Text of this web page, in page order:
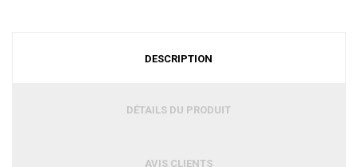
DESCRIPTION
DÉTAILS DU PRODUIT
AVIS CLIENTS